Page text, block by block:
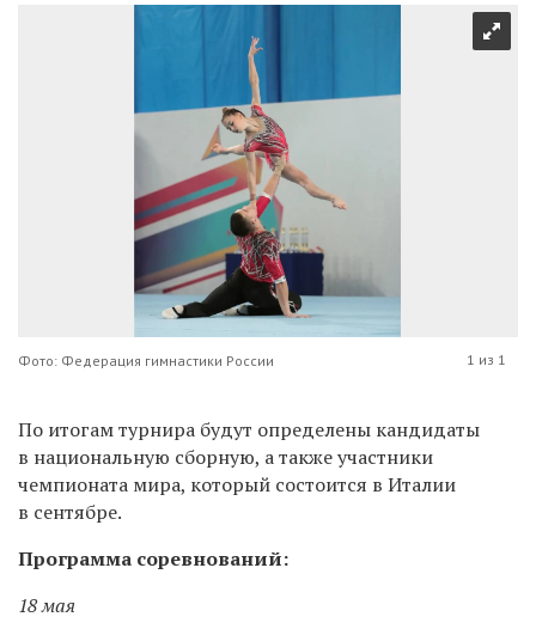
Фото: Федерация гимнастики России 1 из 1
По итогам турнира будут определены кандидаты
в национальную сборную, а также участники
чемпионата мира, который состоится в Италии
в сентябре.
Программа соревнований:
18 мая